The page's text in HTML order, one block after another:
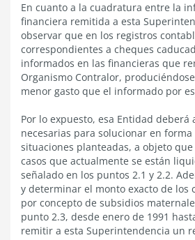
En cuanto a la cuadratura entre la
financiera remitida a esta
observar que en los registros
correspondientes a cheques
informados en las financieras que
Organismo Contralor,
menor gasto que el informado por
Por lo expuesto, esa Entidad
necesarias para solucionar en
situaciones planteadas, a objeto
casos que actualmente se están
señalado en los puntos 2.1 y 2.2.
y determinar el monto exacto de los
por concepto de subsidios
punto 2.3, desde enero de 1991
remitir a esta Superintendencia un